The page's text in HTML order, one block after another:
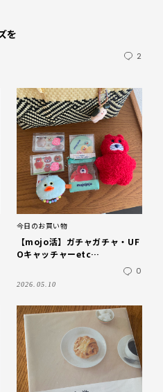
を
2
今日のお買い物
【mojo活】ガチャガチャ・UF
Oキャッチャーetc…
2026.05.10
0